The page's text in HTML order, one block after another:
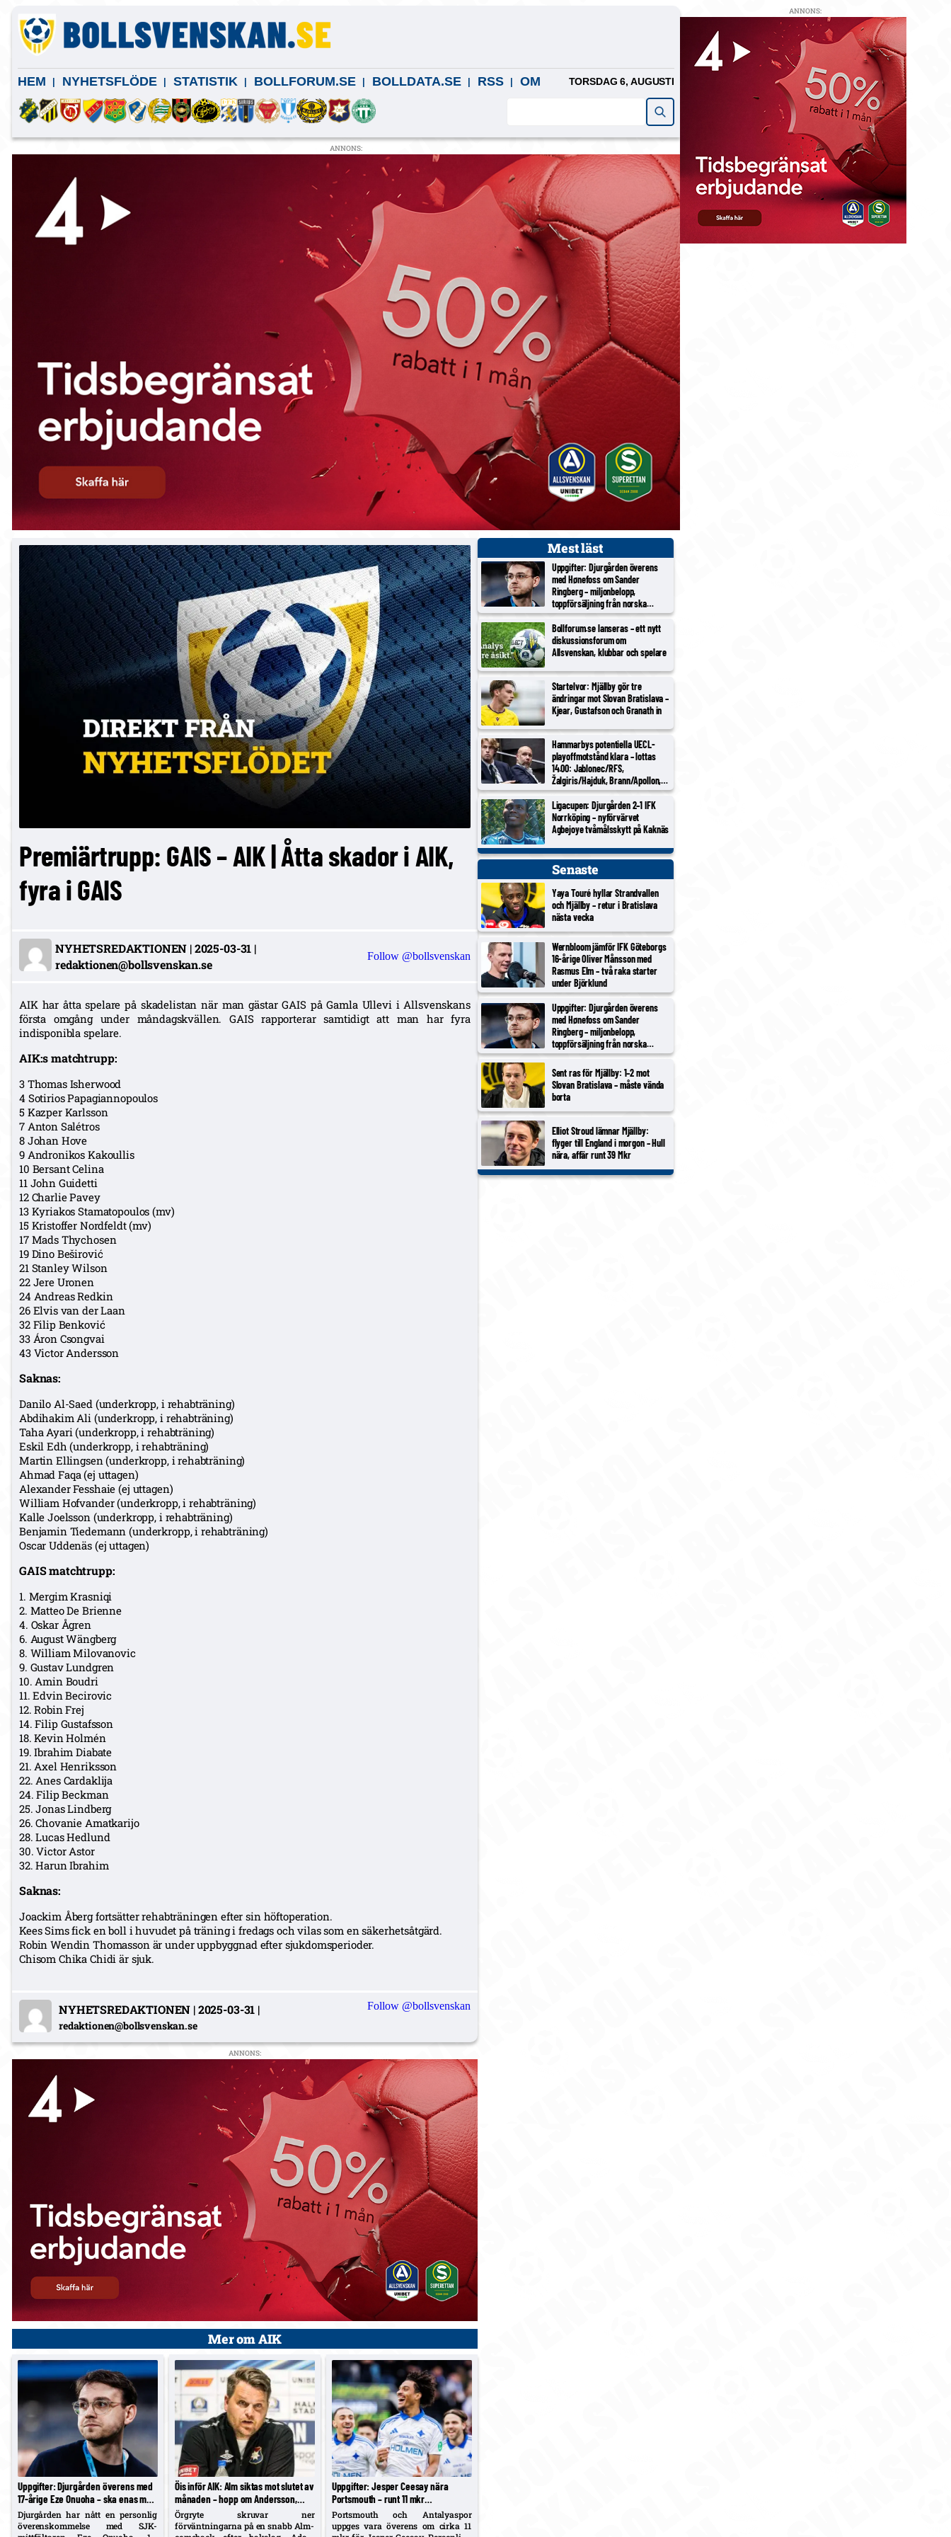
HEM NYHETSFLÖDE STATISTIK BOLLFORUM.SE BOLLDATA.SE RSS OM TORSDAG 6, AUGUSTI
ANNONS:
Premiärtrupp: GAIS – AIK | Åtta skador i AIK,
fyra i GAIS
NYHETSREDAKTIONEN |2025-03-31 |
redaktionen@bollsvenskan.se
Follow @bollsvenskan
AIK har åtta spelare på skadelistan när man gästar GAIS på Gamla Ullevi i Allsvenskans
första omgång under måndagskvällen. GAIS rapporterar samtidigt att man har fyra
indisponibla spelare.
AIK:s matchtrupp:
3 Thomas Isherwood
4 Sotirios Papagiannopoulos
5 Kazper Karlsson
7 Anton Salétros
8 Johan Hove
9 Andronikos Kakoullis
10 Bersant Celina
11 John Guidetti
12 Charlie Pavey
13 Kyriakos Stamatopoulos (mv)
15 Kristoffer Nordfeldt (mv)
17 Mads Thychosen
19 Dino Beširović
21 Stanley Wilson
22 Jere Uronen
24 Andreas Redkin
26 Elvis van der Laan
32 Filip Benković
33 Áron Csongvai
43 Victor Andersson
Saknas:
Danilo Al-Saed (underkropp, i rehabträning)
Abdihakim Ali (underkropp, i rehabträning)
Taha Ayari (underkropp, i rehabträning)
Eskil Edh (underkropp, i rehabträning)
Martin Ellingsen (underkropp, i rehabträning)
Ahmad Faqa (ej uttagen)
Alexander Fesshaie (ej uttagen)
William Hofvander (underkropp, i rehabträning)
Kalle Joelsson (underkropp, i rehabträning)
Benjamin Tiedemann (underkropp, i rehabträning)
Oscar Uddenäs (ej uttagen)
GAIS matchtrupp:
1. Mergim Krasniqi
2. Matteo De Brienne
4. Oskar Ågren
6. August Wängberg
8. William Milovanovic
9. Gustav Lundgren
10. Amin Boudri
11. Edvin Becirovic
12. Robin Frej
14. Filip Gustafsson
18. Kevin Holmén
19. Ibrahim Diabate
21. Axel Henriksson
22. Anes Cardaklija
24. Filip Beckman
25. Jonas Lindberg
26. Chovanie Amatkarijo
28. Lucas Hedlund
30. Victor Astor
32. Harun Ibrahim
Saknas:
Joackim Åberg fortsätter rehabträningen efter sin höftoperation.
Kees Sims fick en boll i huvudet på träning i fredags och vilas som en säkerhetsåtgärd.
Robin Wendin Thomasson är under uppbyggnad efter sjukdomsperioder.
Chisom Chika Chidi är sjuk.
NYHETSREDAKTIONEN |2025-03-31 |
redaktionen@bollsvenskan.se
Follow @bollsvenskan
ANNONS:
Mer om AIK
Uppgifter: Djurgården överens med
17-årige Eze Onuoha – ska enas med
SJK om övergångssumma
Djurgården har nått en personlig
överenskommelse med SJK-
Öis inför AIK: Alm siktas mot slutet av
månaden – hopp om Andersson,
inga risker tas
Örgryte skruvar ner
förväntningarna på en snabb Alm-
Uppgifter: Jesper Ceesay nära
Portsmouth – runt 11 mkr
överenskommet, betalningsstruktur
återstår
Portsmouth och Antalyaspor
uppges vara överens om cirka 11
Mest läst
Uppgifter: Djurgården överens
med Hønefoss om Sander
Ringberg – miljonbelopp,
toppförsäljning från norska
tredjeligan
Bollforum.se lanseras – ett nytt
diskussionsforum om
Allsvenskan, klubbar och spelare
Startelvor: Mjällby gör tre
ändringar mot Slovan Bratislava –
Kjear, Gustafson och Granath in
Hammarbys potentiella UECL-
playoffmotstånd klara – lottas
14.00: Jablonec/RFS,
Žalgiris/Hajduk, Brann/Apollon,
Inter Turku/Vaduz, Noah/Sion
Ligacupen: Djurgården 2–1 IFK
Norrköping – nyförvärvet
Agbejoye tvåmålsskytt på Kaknäs
Senaste
Yaya Touré hyllar Strandvallen
och Mjällby – retur i Bratislava
nästa vecka
Wernbloom jämför IFK Göteborgs
16-årige Oliver Månsson med
Rasmus Elm – två raka starter
under Björklund
Uppgifter: Djurgården överens
med Hønefoss om Sander
Ringberg – miljonbelopp,
toppförsäljning från norska
tredjeligan
Sent ras för Mjällby: 1–2 mot
Slovan Bratislava – måste vända
borta
Elliot Stroud lämnar Mjällby:
flyger till England i morgon – Hull
nära, affär runt 39 Mkr
ANNONS: